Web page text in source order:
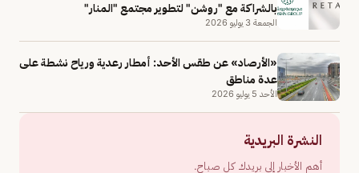
بالشراكة مع "روشن" لتطوير مجتمع "المنار"
الجمعة 3 يوليو 2026
«الأرصاد» عن طقس الأحد: أمطار رعدية ورياح نشطة على
عدة مناطق
الأحد 5 يوليو 2026
النشرة البريدية
أهم الأخبار إلى بريدك كل صباح.